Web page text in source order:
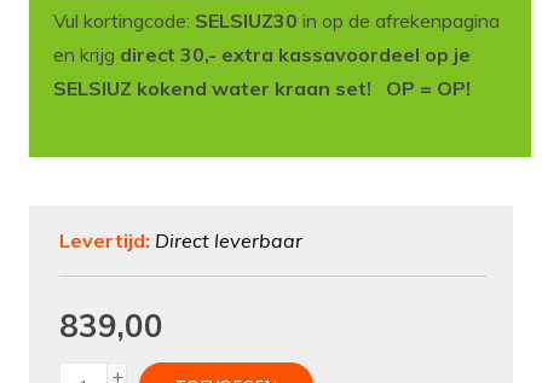
Vul kortingcode: SELSIUZ30 in op de afrekenpagina
en krijg direct 30,- extra kassavoordeel op je
SELSIUZ kokend water kraan set! OP = OP!
Levertijd: Direct leverbaar
839,00
+